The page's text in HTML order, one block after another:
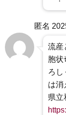
匿名
流産
胞状
ろし
は消
県立